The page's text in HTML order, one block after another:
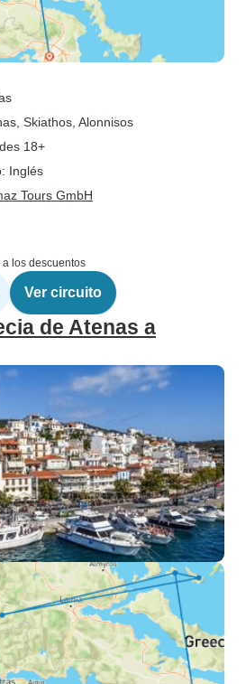
, Skiathos , Alonnisos
18+
Inglés
Tours GmbH
los descuentos
Ver circuito
de Atenas a